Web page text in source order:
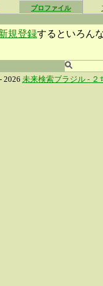
プロファイル
規登録するといろん
2026 未来検索ブラジル - ２